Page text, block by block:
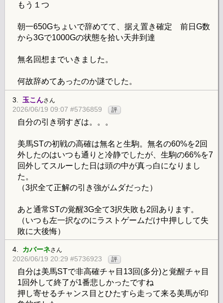
もう１つ
朝一650Gちょいで辞めてて、据え置き確定 前日G数
から3Gで1000Gの状態を拾い天井到達
無名回想までいきました。
何故辞めてあったのか謎でした。
3. 玉こんさん
2026/06/19 09:07 #5736859 評
自分の引き弱すぎは。。。
美馬STの初戦の高確は無名と生駒。無名の60%を2回
外したのはいつも通りと冷静でしたが、生駒の66%を7
回外してスルーした日は頭の中が真っ白になりまし
た。
（3択全て正解の引き強がムダだった）
あと通常STの覚醒3G全て3択失敗も2回あります。
（いつも左一択なのにラストゲームだけ中押しして失
敗に大後悔）
4. カバーネさん
2026/06/19 20:29 #5736923 評
自分は美馬STで非高確チャ目13回(多分)と覚醒チャ目
1回外して終了が1番悲しかったですね
押し寄せるチャンス目とひたすら走って来る美馬が印